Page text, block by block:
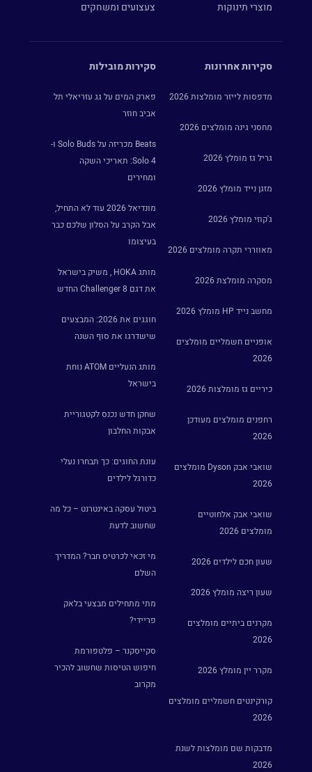
מוצרי תינוקות
צעצועים ומשחקים
סקירות אחרונות
מדפסות לייזר מומלצות 2026
מחסני גינה מומלצים 2026
גריל גז מומלץ 2026
מזגן נייד מומלץ 2026
ג'קוזי מומלץ 2026
מאווררי תקרה מומלצים 2026
מסקרה מומלצת 2026
מחשב נייד HP מומלץ 2026
אופניים חשמליים מומלצים
2026
כיריים גז מומלצות 2026
רחפנים מומלצים מעודכן
2026
שואבי אבק Dyson מומלצים
2026
שואבי אבק אלחוטיים
מומלצים 2026
שעון חכם לילדים 2026
שעון ריצה מומלץ 2026
מקרנים ביתיים מומלצים
2026
מקרר יין מומלץ 2026
קורקינטים חשמליים מומלצים
2026
מדבקות שם מומלצות לשנת
2026
סקירות מובילות
פארק המים על גג עזריאלי תל
אביב חוזר
Beats מכריזה על Solo Buds ו-
Solo 4: תאריכי השקה
ומחירים
מונדיאל 2026 עוד לא התחיל,
אבל הקרב על הסלון שלכם כבר
בעיצומו
מותג HOKA , משיק בישראל
את דגם Challenger 8 החדש
חוגגים את 2026: המבצעים
שישדרגו את סוף השנה
מותג הנעליים ATOM נוחת
בישראל
שחקן חדש נכנס לקטגוריית
אבקות החלבון
עונת החוגים: כך תבחרו נעלי
כדורגל לילדים
ביטול עסקה באינטרנט – כל מה
שחשוב לדעת
מי זכאי לכרטיס חבר? המדריך
השלם
מתי מתחילים מבצעי בלאק
פריידי?
סקייסקנר – פלטפורמת
חיפוש הטיסות שחשוב להכיר
מקרוב